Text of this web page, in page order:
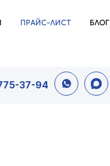
ПРАЙС-ЛИСТ БЛОГ
37-94